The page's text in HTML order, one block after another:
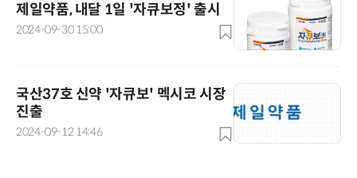
제일약품, 내달 1일 '자큐보정' 출시
2024-09-30 15:00
국산37호 신약 '자큐보' 멕시코 시장
진출
2024-09-12 14:46